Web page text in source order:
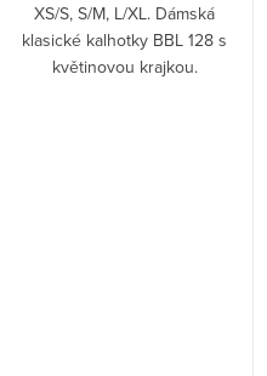
XS/S, S/M, L/XL. Dámská
klasické kalhotky BBL 128 s
květinovou krajkou.